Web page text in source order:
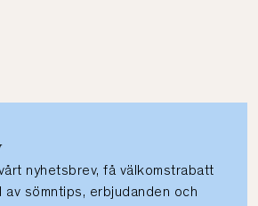
nyhetsbrev, få välkomstrabatt
av sömntips, erbjudanden och